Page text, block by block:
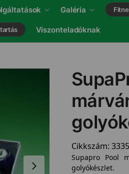
Galéria
Viszonteladóknak
Cikkszám:
Supapro Pool
golyókészlet.